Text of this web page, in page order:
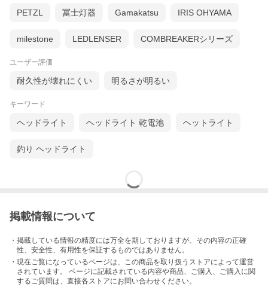
PETZL 冨士灯器 Gamakatsu IRIS OHYAMA
milestone LEDLENSER COMBREAKERシリーズ
ユーザー評価
耐久性が壊れにくい 明るさが明るい
キーワード
ヘッドライト ヘッドライト 乾電池 ヘットライト
釣り ヘッドライト
掲載情報について
・掲載している情報の精度には万全を期しておりますが、その内容の正確
性、安全性、有用性を保証するものではありません。
・現在ご覧になっているページは、この商品を取り扱うストアによって運営
されています。 ページに記載されている内容や商品、ご購入 、ご購入に関
するご質問は、直接各ストアにお問い合わせください。